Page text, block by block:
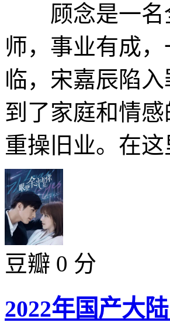
顾念是一名
师，事业有成
临，宋嘉辰陷
到了家庭和情
重操旧业。在
豆瓣 0 分
2022年国产大